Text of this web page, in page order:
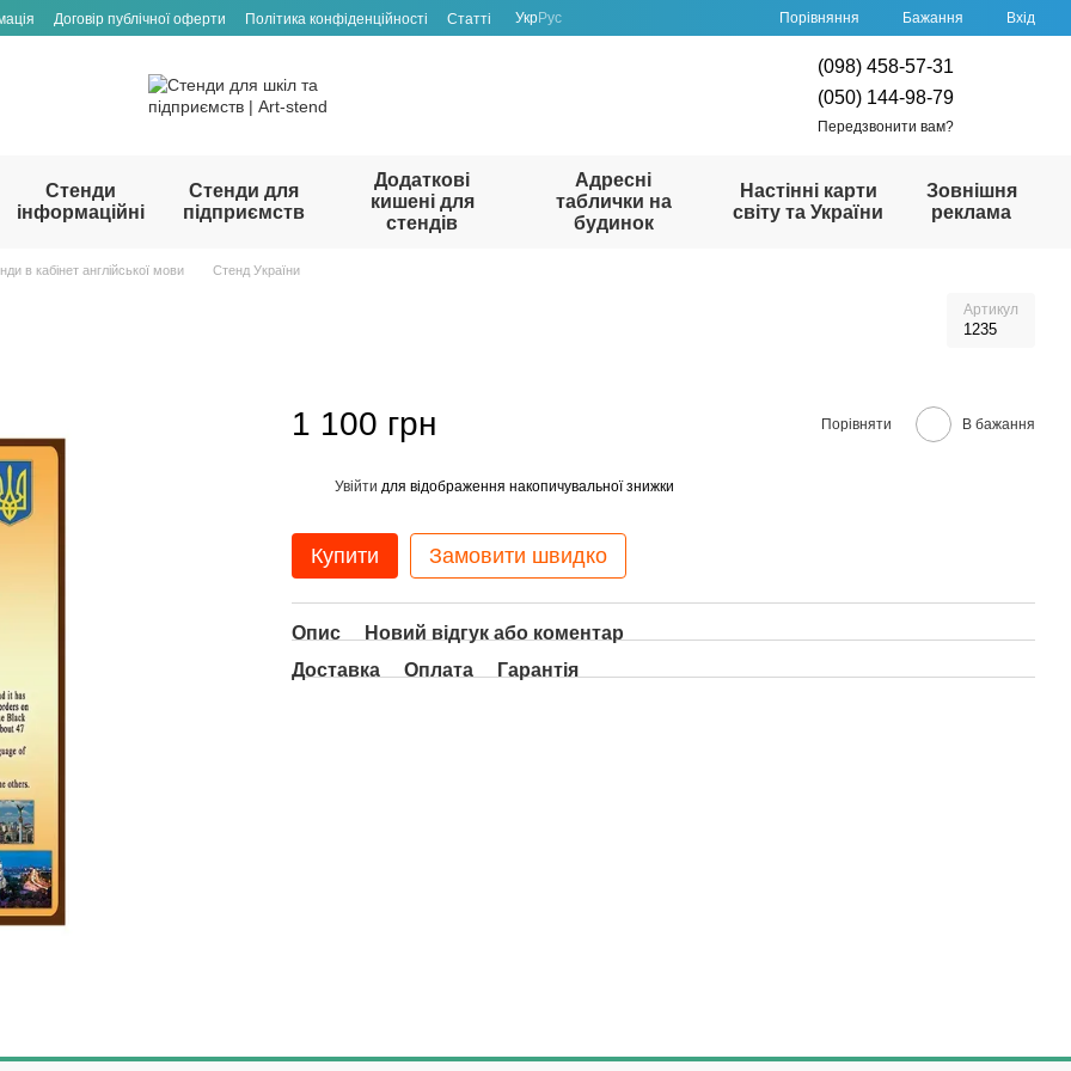
Договір публічної оферти Політика конфіденційності Статті УкрРус Порівняння Бажання Вхід
(098) 458-57-31
(050) 144-98-79
Передзвонити вам?
Стенди
інформаційні
Стенди для
підприємств
Додаткові
кишені для
стендів
Адресні
таблички на
будинок
Настінні карти
світу та України
Зовнішня
реклама
в кабінет англійської мови Стенд України
Артикул
1235
1 100 грн Порівняти В бажання
Увійти для відображення накопичувальної знижки
Купити Замовити швидко
Опис
Новий відгук або коментар
Доставка
Оплата Гарантія